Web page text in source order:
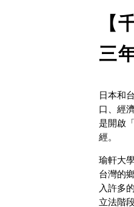
【
三
日本和
口、經
是開啟
經。
瑜軒大
台灣的
入許多
立法階